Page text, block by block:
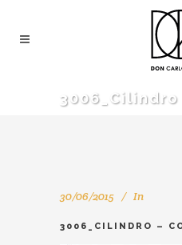
30/06/2015 In
3006_CILINDRO –